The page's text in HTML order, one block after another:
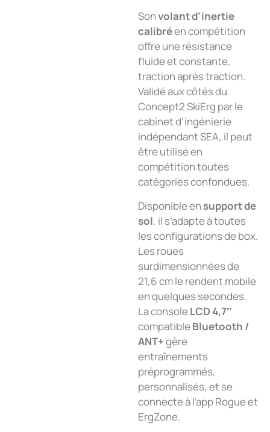
Sonvolant d’inertie
calibréen compétition
offre une résistance
fluide et constante,
traction après traction.
Validé aux côtés du
Concept2 SkiErg par le
cabinet d’ingénierie
indépendant SEA, il peut
être utilisé en
compétition toutes
catégories confondues.
Disponible en support de
sol, il s’adapte à toutes
les configurations de box.
Les roues
surdimensionnées de
21,6 cm le rendent mobile
en quelques secondes.
La console LCD 4,7″
compatible Bluetooth /
ANT+gère
entraînements
préprogrammés,
personnalisés, et se
connecte à l’app Rogue et
ErgZone.